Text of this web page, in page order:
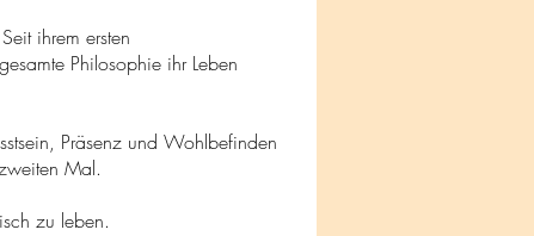
ihrem ersten
Philosophie ihr Leben
Präsenz und Wohlbefinden
Mal.
zu leben.